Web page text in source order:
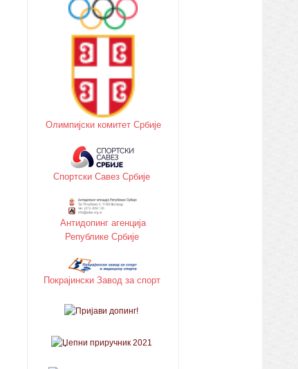
Олимпијски комитет Србије
Спортски Савез Србије
Антидопинг агенција
Републике Србије
Покрајински Завод за спорт